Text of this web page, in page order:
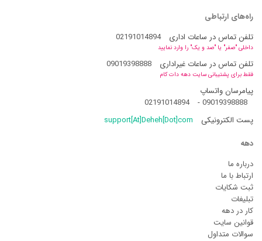
راه‌های ارتباطی
تلفن تماس در ساعات اداری
02191014894
داخلی "صفر" یا "صد و یک" را وارد نمایید
تلفن تماس در ساعات غیراداری 09019398888
فقط برای پشتیبانی سایت دهه دات کام
پیامرسان واتساپ
09019398888
-
02191014894
پست الکترونیکی
support[At]Deheh[Dot]com
دهه
درباره ما
ارتباط با ما
ثبت شکایات
تبلیغات
کار در دهه
قوانین سایت
سوالات متداول